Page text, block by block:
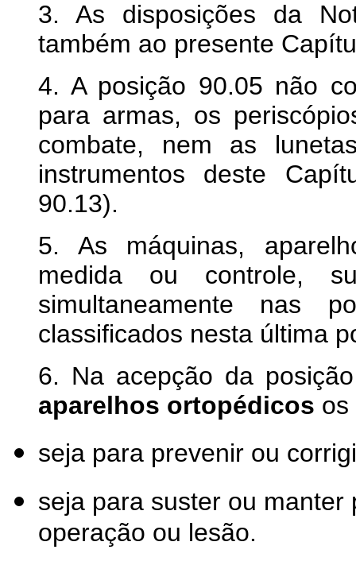
3. As disposições da
também ao presente
4. A posição 90.05 não
para armas, os
combate, nem as
instrumentos deste
90.13).
5. As máquinas,
medida ou controle,
simultaneamente nas
classificados nesta última
6. Na acepção da
aparelhos ortopédicos os
seja para prevenir ou
seja para suster ou
operação ou lesão.